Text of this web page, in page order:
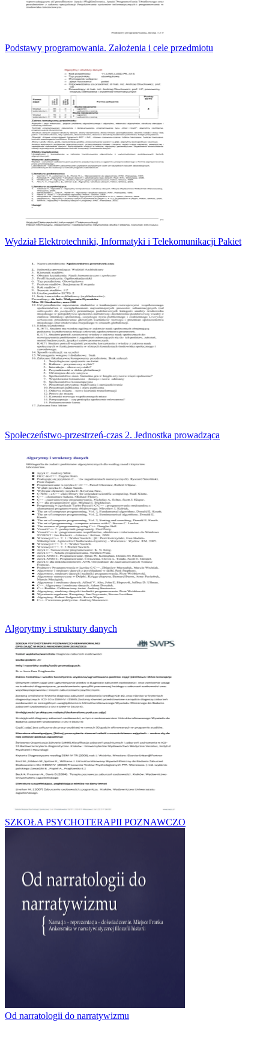
Podstawy programowania. Założenia i cele przedmiotu
Wydział Elektrotechniki, Informatyki i Telekomunikacji Pakiet
Społeczeństwo-przestrzeń-czas 2. Jednostka prowadząca
Algorytmy i struktury danych
SZKOŁA PSYCHOTERAPII POZNAWCZO
Od narratologii do narratywizmu